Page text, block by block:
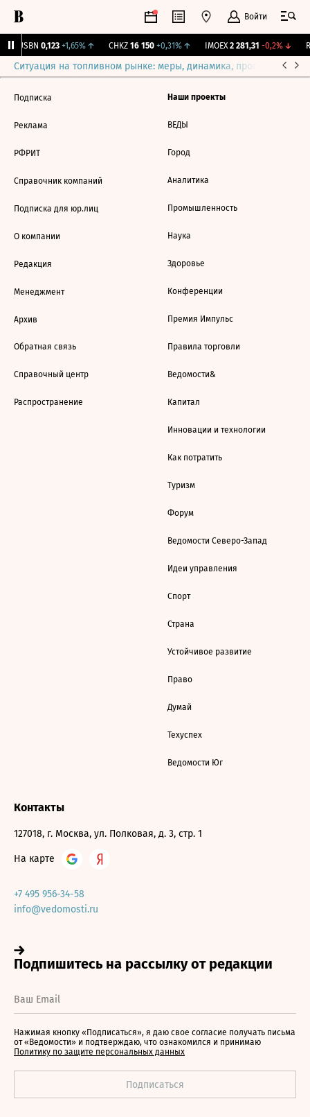
Войти
USBN 0,123 +1,65%↑ CHKZ 16 150 +0,31%↑ IMOEX 2 281,31 -0,2%↓
Ситуация на топливном рынке: меры, динамика, прогнозы
Подписка
Реклама
РФРИТ
Справочник компаний
Подписка для юр.лиц
О компании
Редакция
Менеджмент
Архив
Обратная связь
Справочный центр
Распространение
Наши проекты
ВЕДЫ
Город
Аналитика
Промышленность
Наука
Здоровье
Конференции
Премия Импульс
Правила торговли
Ведомости&
Капитал
Инновации и технологии
Как потратить
Туризм
Форум
Ведомости Северо-Запад
Идеи управления
Спорт
Страна
Устойчивое развитие
Право
Думай
Техуспех
Ведомости Юг
Контакты
127018, г. Москва, ул. Полковая, д. 3, стр. 1
На карте
+7 495 956-34-58
info@vedomosti.ru
Нажимая кнопку «Подписаться», я даю свое согласие получать письма
от «Ведомости» и подтверждаю, что ознакомился и принимаю
Политику по защите персональных данных